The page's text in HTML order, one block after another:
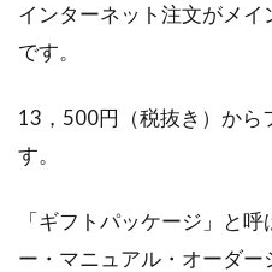
インターネット注文がメ
です。
13，500円（税抜き）から
す。
「ギフトパッケージ」と
ー・マニュアル・オーダ